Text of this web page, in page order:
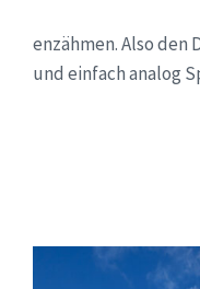
enzähmen. Also den
und einfach analog